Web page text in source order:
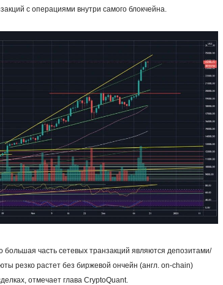
с операциями внутри самого блокчейна.
большая часть сетевых транзакций являются депозитами/
резко растет без биржевой ончейн (англ. on-chain)
отмечает глава CryptoQuant.